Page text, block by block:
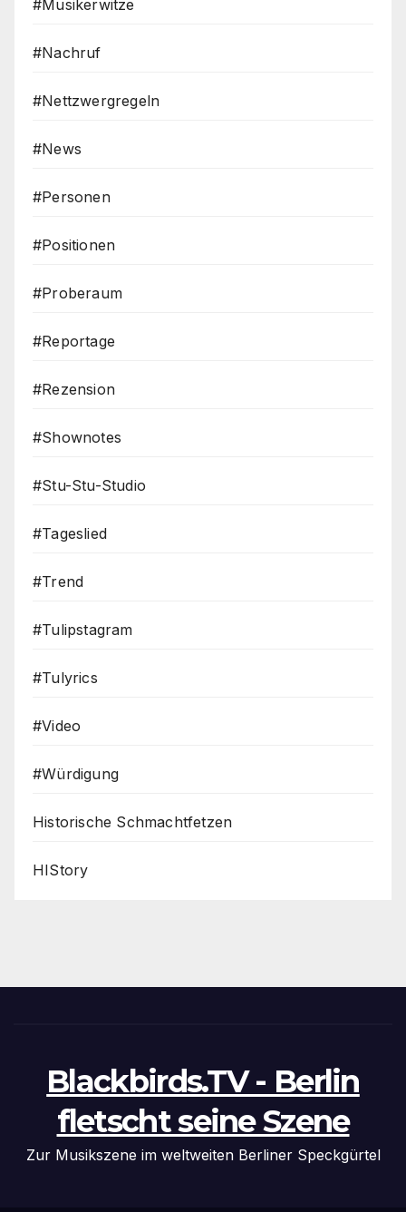
#Musikerwitze
#Nachruf
#Nettzwergregeln
#News
#Personen
#Positionen
#Proberaum
#Reportage
#Rezension
#Shownotes
#Stu-Stu-Studio
#Tageslied
#Trend
#Tulipstagram
#Tulyrics
#Video
#Würdigung
Historische Schmachtfetzen
HIStory
Blackbirds.TV - Berlin
fletscht seine Szene
Zur Musikszene im weltweiten Berliner Speckgürtel